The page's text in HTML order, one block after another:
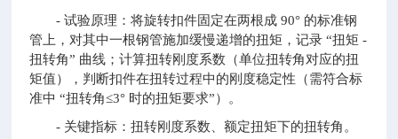
- 试验原理：将旋转扣件固定在两根成 90° 的标准钢
管上，对其中一根钢管施加缓慢递增的扭矩，记录 “扭矩 -
扭转角” 曲线；计算扭转刚度系数（单位扭转角对应的扭
矩值），判断扣件在扭转过程中的刚度稳定性（需符合标
准中 “扭转角≤3° 时的扭矩要求”）。
- 关键指标：扭转刚度系数、额定扭矩下的扭转角。